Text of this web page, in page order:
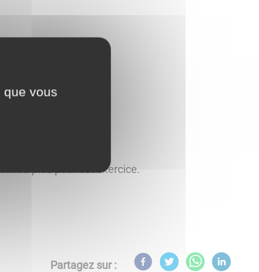
à pied pour cet exercice.
Partagez sur :
que vous